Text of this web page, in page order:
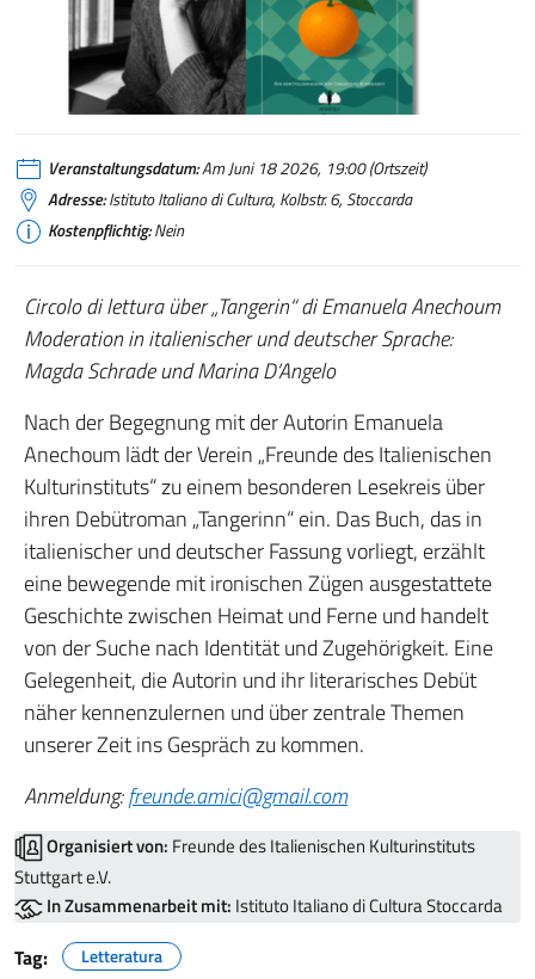
Veranstaltungsdatum:Am Juni 18 2026, 19:00 (Ortszeit)
Adresse:Istituto Italiano di Cultura, Kolbstr. 6, Stoccarda
Kostenpflichtig:Nein
Circolo di lettura über „Tangerin“ di Emanuela Anechoum
Moderation in italienischer und deutscher Sprache:
Magda Schrade und Marina D’Angelo
Nach der Begegnung mit der Autorin Emanuela
Anechoum lädt der Verein „Freunde des Italienischen
Kulturinstituts“ zu einem besonderen Lesekreis über
ihren Debütroman „Tangerinn“ ein. Das Buch, das in
italienischer und deutscher Fassung vorliegt, erzählt
eine bewegende mit ironischen Zügen ausgestattete
Geschichte zwischen Heimat und Ferne und handelt
von der Suche nach Identität und Zugehörigkeit. Eine
Gelegenheit, die Autorin und ihr literarisches Debüt
näher kennenzulernen und über zentrale Themen
unserer Zeit ins Gespräch zu kommen.
Anmeldung:freunde.amici@gmail.com
Organisiert von: Freunde des Italienischen Kulturinstituts
Stuttgart e.V.
In Zusammenarbeit mit: Istituto Italiano di Cultura Stoccarda
Tag: Letteratura